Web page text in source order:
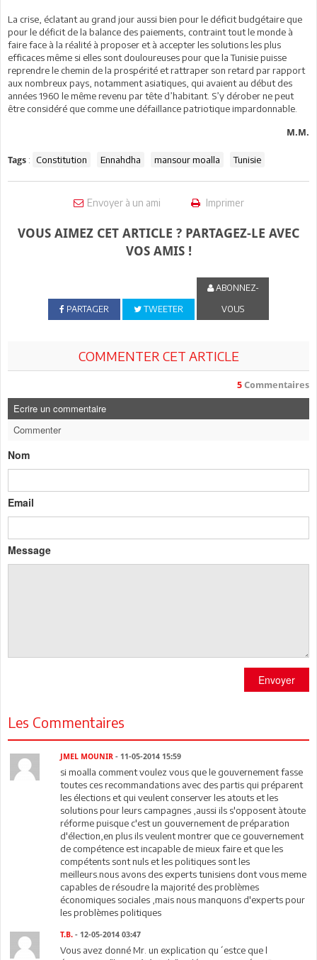
La crise, éclatant au grand jour aussi bien pour le déficit budgétaire que
pour le déficit de la balance des paiements, contraint tout le monde à
faire face à la réalité à proposer et à accepter les solutions les plus
efficaces même si elles sont douloureuses pour que la Tunisie puisse
reprendre le chemin de la prospérité et rattraper son retard par rapport
aux nombreux pays, notamment asiatiques, qui avaient au début des
années 1960 le même revenu par tête d’habitant. S’y dérober ne peut
être considéré que comme une défaillance patriotique impardonnable.
M.M.
Tags : Constitution Ennahdha mansour moalla Tunisie
Envoyer à un ami Imprimer
VOUS AIMEZ CET ARTICLE ? PARTAGEZ-LE AVEC
VOS AMIS !
PARTAGER TWEETER
ABONNEZ-
VOUS
COMMENTER CET ARTICLE
5 Commentaires
Ecrire un commentaire
Commenter
Nom
Email
Message
Envoyer
Les Commentaires
JMEL MOUNIR - 11-05-2014 15:59
si moalla comment voulez vous que le gouvernement fasse
toutes ces recommandations avec des partis qui préparent
les élections et qui veulent conserver les atouts et les
solutions pour leurs campagnes ,aussi ils s'opposent àtoute
réforme puisque c'est un gouvernement de préparation
d'élection,en plus ils veulent montrer que ce gouvernement
de compétence est incapable de mieux faire et que les
compétents sont nuls et les politiques sont les
meilleurs.nous avons des experts tunisiens dont vous meme
capables de résoudre la majorité des problèmes
économiques sociales ,mais nous manquons d'experts pour
les problèmes politiques
T.B. - 12-05-2014 03:47
Vous avez donné Mr. un explication qu´estce que l